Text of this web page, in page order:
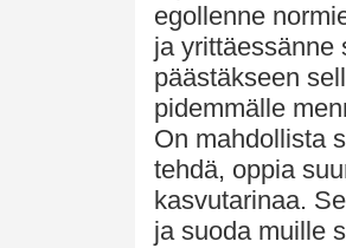
egollenne
ja yrittäessänne
päästäkseen
pidemmälle
On mahdollista
tehdä, oppia
kasvutarinaa.
ja suoda muille